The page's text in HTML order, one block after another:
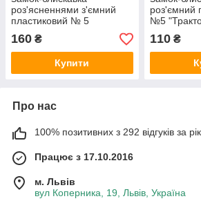
роз'ясненнями з'ємний
пластиковий № 5
"Трактор" ,2 бігунки,
100см. ( 1 метр) Чорний
160 ₴
Купити
роз'ємний
№5
70 см,
110₴
Про нас
100% позитивних з 292 відгуків за рік
Працює з 17.10.2016
м. Львів
вул Коперника, 19, Львів, Україна